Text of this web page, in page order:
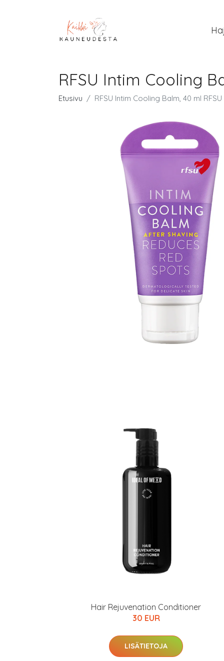
RFSU Intim Cooling
Etusivu RFSU Intim Cooling Balm, 40 ml
Hair Rejuvenation Conditioner
30 EUR
LISÄTIETOJA